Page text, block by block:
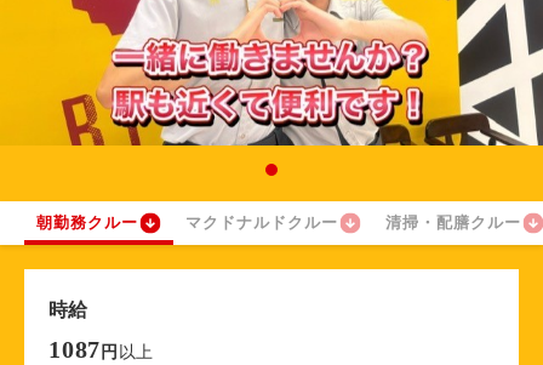
朝勤務クルー マクドナルドクルー 清掃・配膳クルー
時給
1087 円 以上